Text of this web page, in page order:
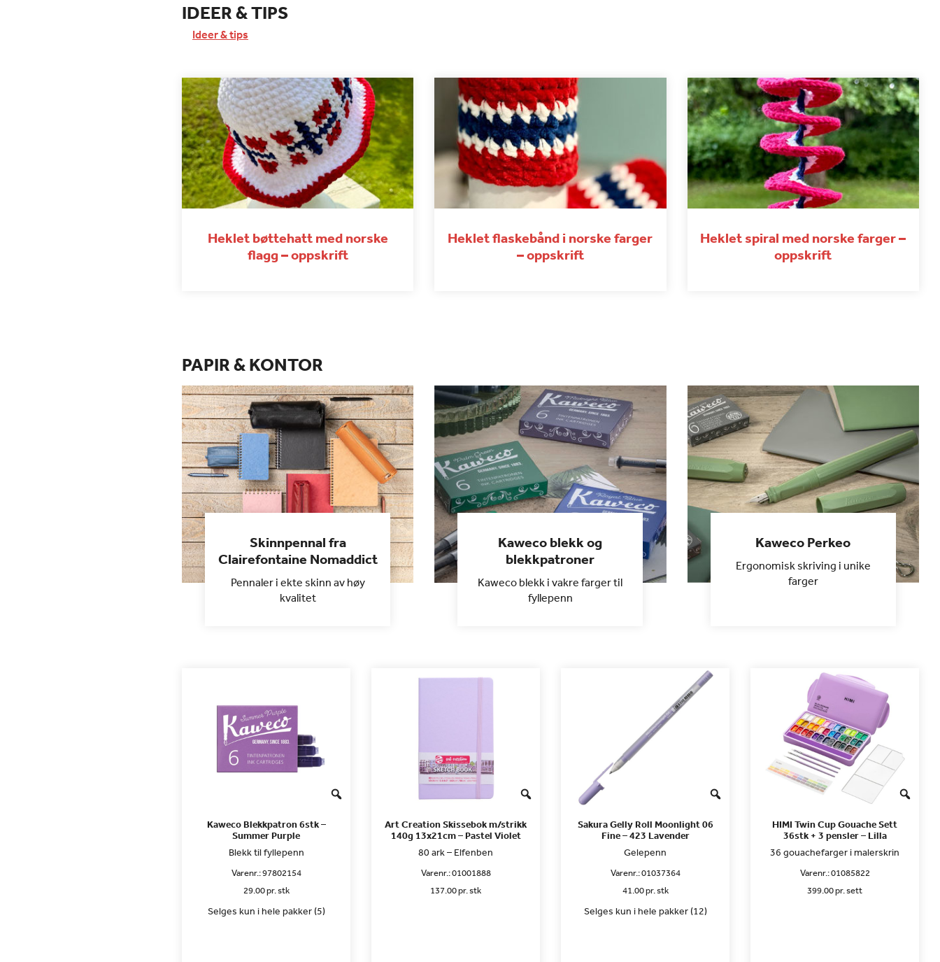
IDEER & TIPS
Ideer & tips
Heklet bøttehatt med norske
flagg – oppskrift
Heklet flaskebånd i norske farger
– oppskrift
Heklet spiral med norske farger –
oppskrift
PAPIR & KONTOR
Skinnpennal fra
Clairefontaine Nomaddict
Pennaler i ekte skinn av høy
kvalitet
Kaweco blekk og
blekkpatroner
Kaweco blekk i vakre farger til
fyllepenn
Kaweco Perkeo
Ergonomisk skriving i unike
farger
Kaweco Blekkpatron 6stk –
Summer Purple
Blekk til fyllepenn
Varenr.:97802154
29.00 pr. stk
Selges kun i hele pakker (5)
Art Creation Skissebok m/strikk
140g 13x21cm – Pastel Violet
80 ark – Elfenben
Varenr.:01001888
137.00 pr. stk
Sakura Gelly Roll Moonlight 06
Fine – 423 Lavender
Gelepenn
Varenr.:01037364
41.00 pr. stk
Selges kun i hele pakker (12)
HIMI Twin Cup Gouache Sett
36stk + 3 pensler – Lilla
36 gouachefarger i malerskrin
Varenr.:01085822
399.00 pr. sett